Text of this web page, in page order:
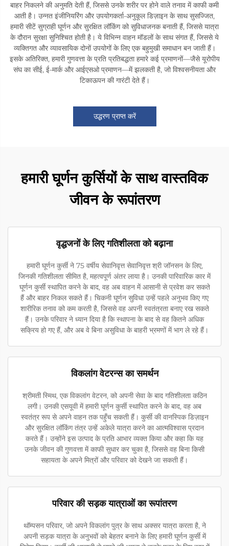
बाहर निकलने की अनुमति देती हैं, जिससे उनके शरीर पर होने वाले तनाव में काफी कमी
आती है। उन्नत इंजीनियरिंग और उपयोगकर्ता-अनुकूल डिज़ाइन के साथ सुसज्जित,
हमारी सीटें सुग्राही घूर्णन और सुरक्षित लॉकिंग को सुविधाजनक बनाती हैं, जिससे यात्रा
के दौरान सुरक्षा सुनिश्चित होती है। ये विभिन्न वाहन मॉडलों के साथ संगत हैं, जिससे ये
व्यक्तिगत और व्यावसायिक दोनों उपयोगों के लिए एक बहुमुखी समाधान बन जाती हैं।
इसके अतिरिक्त, हमारी गुणवत्ता के प्रति प्रतिबद्धता हमारे कई प्रमाणनों—जैसे यूरोपीय
संघ का सीई, ई-मार्क और आईएसओ प्रमाणन—में झलकती है, जो विश्वसनीयता और
टिकाऊपन की गारंटी देते हैं।
उद्धरण प्राप्त करें
हमारी घूर्णन कुर्सियों के साथ वास्तविक
जीवन के रूपांतरण
वृद्धजनों के लिए गतिशीलता को बढ़ाना
हमारी घूर्णन कुर्सी ने 75 वर्षीय सेवानिवृत्त सेवानिवृत्त श्री जॉनसन के लिए,
जिनकी गतिशीलता सीमित है, महत्वपूर्ण अंतर लाया है। उनकी पारिवारिक कार में
घूर्णन कुर्सी स्थापित करने के बाद, वह अब वाहन में आसानी से प्रवेश कर सकते
हैं और बाहर निकल सकते हैं। चिकनी घूर्णन सुविधा उन्हें पहले अनुभव किए गए
शारीरिक तनाव को कम करती है, जिससे वह अपनी स्वतंत्रता बनाए रख सकते
हैं। उनके परिवार ने ध्यान दिया है कि स्थापना के बाद से वह कितने अधिक
सक्रिय हो गए हैं, और अब वे बिना असुविधा के बाहरी भ्रमणों में भाग ले रहे हैं।
विकलांग वेटरन्स का समर्थन
श्रीमती स्मिथ, एक विकलांग वेटरन, को अपनी सेवा के बाद गतिशीलता कठिन
लगी। उनकी एसयूवी में हमारी घूर्णन कुर्सी स्थापित करने के बाद, वह अब
स्वतंत्र रूप से अपने वाहन तक पहुँच सकती हैं। कुर्सी की वानस्पिक डिज़ाइन
और सुरक्षित लॉकिंग तंत्र उन्हें अकेले यात्रा करने का आत्मविश्वास प्रदान
करते हैं। उन्होंने इस उत्पाद के प्रति आभार व्यक्त किया और कहा कि यह
उनके जीवन की गुणवत्ता में काफी सुधार कर चुका है, जिससे वह बिना किसी
सहायता के अपने मित्रों और परिवार को देखने जा सकती हैं।
परिवार की सड़क यात्राओं का रूपांतरण
थॉम्पसन परिवार, जो अपने विकलांग पुत्र के साथ अक्सर यात्रा करता है, ने
अपनी सड़क यात्रा के अनुभवों को बेहतर बनाने के लिए हमारी घूर्णन कुर्सी में